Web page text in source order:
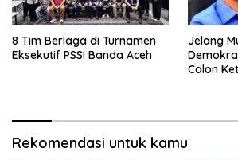
8 Tim Berlaga di Turnamen
Eksekutif PSSI Banda Aceh
Jelang
Calon
Rekomendasi untuk kamu